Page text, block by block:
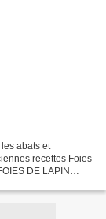
abats et
recettes Foies
DE LAPIN